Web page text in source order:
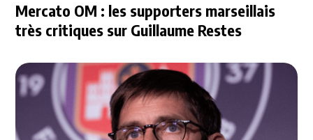
Mercato OM : les supporters marseillais
très critiques sur Guillaume Restes